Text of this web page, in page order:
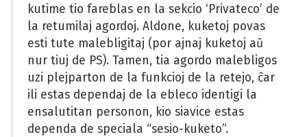
kutime tio fareblas en la sekcio ‘Privateco’ de
la retumilaj agordoj. Aldone, kuketoj povas
esti tute malebligitaj (por ajnaj kuketoj aŭ
nur tiuj de PS). Tamen, tia agordo malebligos
uzi plejparton de la funkcioj de la retejo, ĉar
ili estas dependaj de la ebleco identigi la
ensalutitan personon, kio siavice estas
dependa de speciala “sesio-kuketo”.